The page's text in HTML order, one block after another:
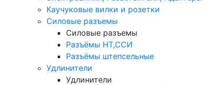
Каучуковые вилки и розетки
Силовые разъемы
Силовые разъемы
Разъёмы НТ,ССИ
Разъёмы штепсельные
Удлинители
Удлинители